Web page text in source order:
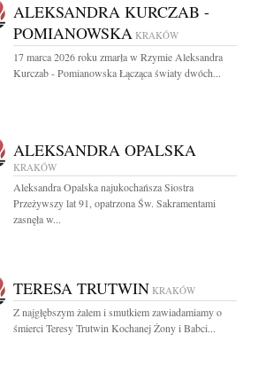
ALEKSANDRA KURCZAB -
POMIANOWSKA KRAKÓW
17 marca 2026 roku zmarła w Rzymie Aleksandra
Kurczab - Pomianowska Łącząca światy dwóch...
ALEKSANDRA OPALSKA
KRAKÓW
Aleksandra Opalska najukochańsza Siostra
Przeżywszy lat 91, opatrzona Św. Sakramentami
zasnęła w...
TERESA TRUTWIN KRAKÓW
Z najgłębszym żalem i smutkiem zawiadamiamy o
śmierci Teresy Trutwin Kochanej Żony i Babci...